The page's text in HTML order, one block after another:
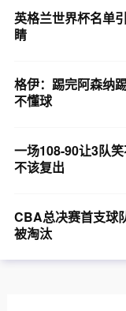
英格兰世界杯名单
睛
格伊：踢完阿森纳
不懂球
一场108-90让3队
不该复出
CBA总决赛首支球
被淘汰